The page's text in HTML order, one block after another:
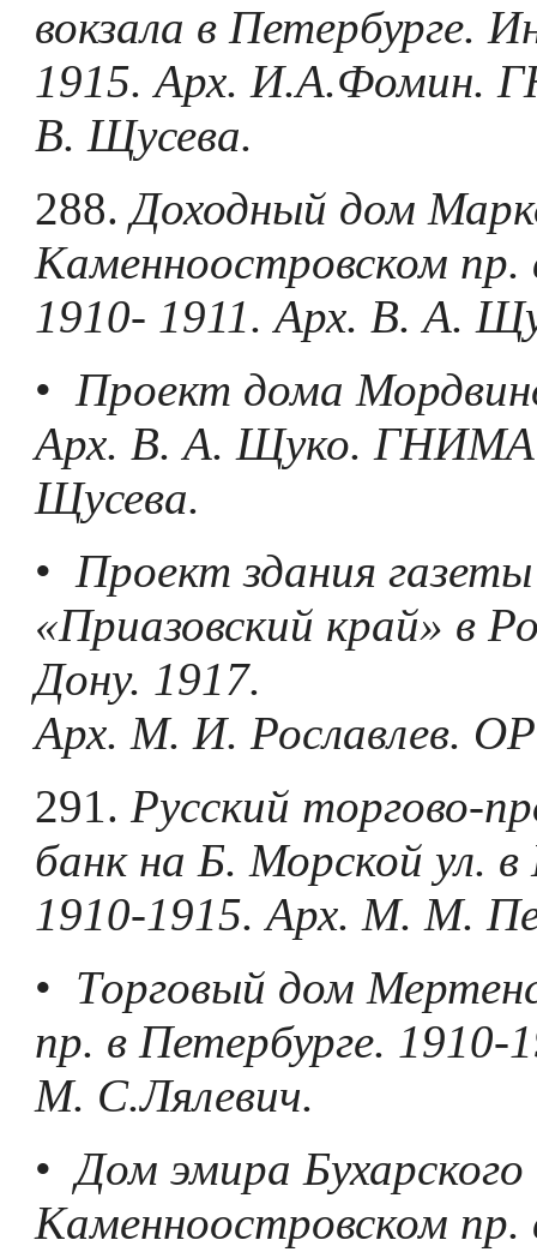
вокзала в Петербурге.
1915. Арх. И.А.Фомин.
В. Щусева.
288.Доходный дом
Каменноостровском пр.
1910- 1911. Арх. В. А.
• Проект дома
Арх. В. А. Щуко.
Щусева.
• Проект здания газеты
«Приазовский край» в
Дону. 1917.
Арх. М. И. Рославлев.
291. Русский торгово-
банк на Б. Морской ул. в
1910-1915. Арх. М. М.
• Торговый дом
пр. в Петербурге. 1910-
М. С.Лялевич.
•Дом эмира Бухарского
Каменноостровском пр.